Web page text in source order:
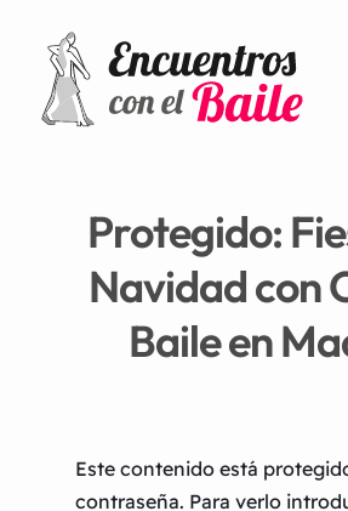
Protegido:
Navidad con
Baile en
Este contenido está
contraseña. Para verlo